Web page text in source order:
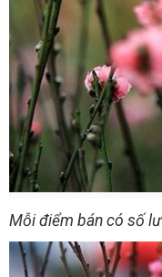
Mỗi điểm bán có số